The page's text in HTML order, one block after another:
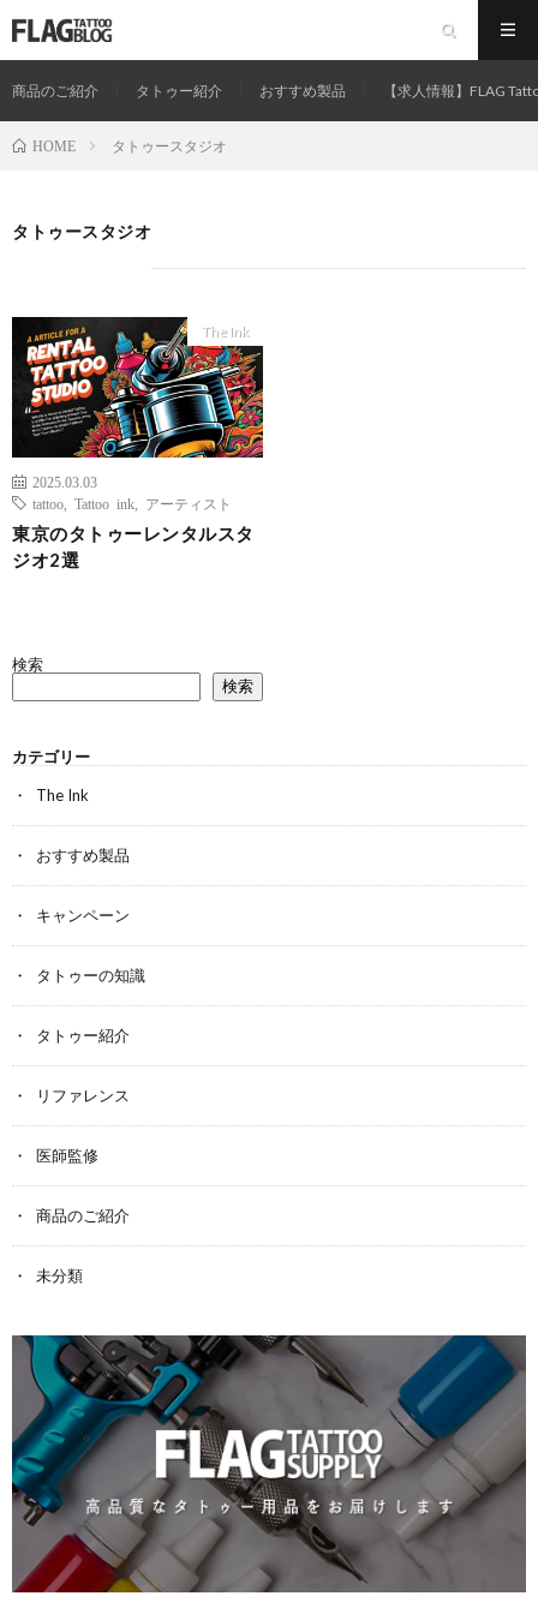
商品のご紹介 タトゥー紹介 おすすめ製品 【求人情報】FLAG
HOME タトゥースタジオ
タトゥースタジオ
The Ink
2025.03.03
tattoo
Tattoo ink アーティスト
東京のタトゥーレンタルスタ
ジオ2選
検索
検索
カテゴリー
The Ink
おすすめ製品
キャンペーン
タトゥーの知識
タトゥー紹介
リファレンス
医師監修
商品のご紹介
未分類